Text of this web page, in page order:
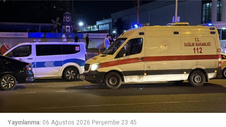
Yayınlanma: 06 Ağustos 2026 Perşembe 23:45